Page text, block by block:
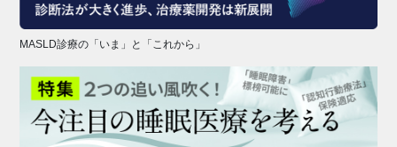
MASLD診療の「いま」と「これから」